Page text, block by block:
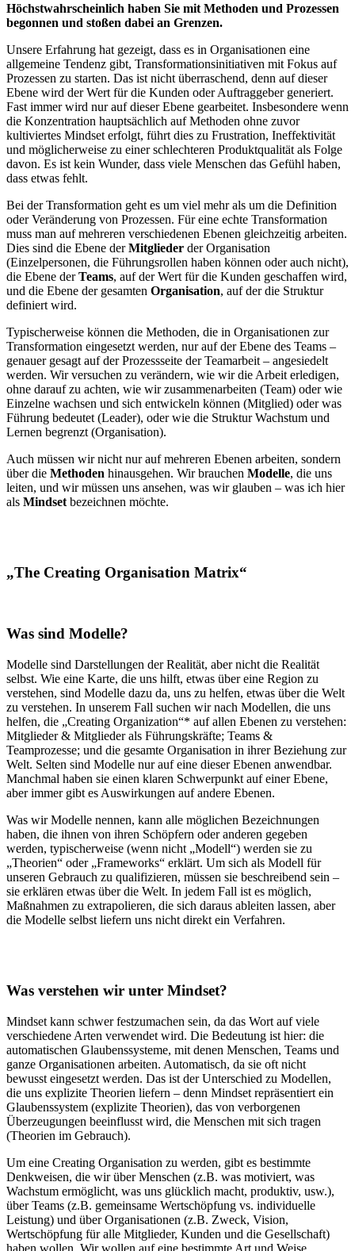
Höchstwahrscheinlich haben Sie mit Methoden und Prozessen
begonnen und stoßen dabei an Grenzen.
Unsere Erfahrung hat gezeigt, dass es in Organisationen eine
allgemeine Tendenz gibt, Transformationsinitiativen mit Fokus auf
Prozessen zu starten. Das ist nicht überraschend, denn auf dieser
Ebene wird der Wert für die Kunden oder Auftraggeber generiert.
Fast immer wird nur auf dieser Ebene gearbeitet. Insbesondere wenn
die Konzentration hauptsächlich auf Methoden ohne zuvor
kultiviertes Mindset erfolgt, führt dies zu Frustration, Ineffektivität
und möglicherweise zu einer schlechteren Produktqualität als Folge
davon. Es ist kein Wunder, dass viele Menschen das Gefühl haben,
dass etwas fehlt.
Bei der Transformation geht es um viel mehr als um die Definition
oder Veränderung von Prozessen. Für eine echte Transformation
muss man auf mehreren verschiedenen Ebenen gleichzeitig arbeiten.
Dies sind die Ebene derMitglieder der Organisation
(Einzelpersonen, die Führungsrollen haben können oder auch nicht),
die Ebene derTeams, auf der Wert für die Kunden geschaffen wird,
und die Ebene der gesamten Organisation, auf der die Struktur
definiert wird.
Typischerweise können die Methoden, die in Organisationen zur
Transformation eingesetzt werden, nur auf der Ebene des Teams –
genauer gesagt auf der Prozessseite der Teamarbeit – angesiedelt
werden. Wir versuchen zu verändern, wie wir die Arbeit erledigen,
ohne darauf zu achten, wie wir zusammenarbeiten (Team) oder wie
Einzelne wachsen und sich entwickeln können (Mitglied) oder was
Führung bedeutet (Leader), oder wie die Struktur Wachstum und
Lernen begrenzt (Organisation).
Auch müssen wir nicht nur auf mehreren Ebenen arbeiten, sondern
über die Methoden hinausgehen. Wir brauchen Modelle, die uns
leiten, und wir müssen uns ansehen, was wir glauben – was ich hier
als Mindset bezeichnen möchte.
„The Creating Organisation Matrix“
Was sind Modelle?
Modelle sind Darstellungen der Realität, aber nicht die Realität
selbst. Wie eine Karte, die uns hilft, etwas über eine Region zu
verstehen, sind Modelle dazu da, uns zu helfen, etwas über die Welt
zu verstehen. In unserem Fall suchen wir nach Modellen, die uns
helfen, die „Creating Organization“* auf allen Ebenen zu verstehen:
Mitglieder & Mitglieder als Führungskräfte; Teams &
Teamprozesse; und die gesamte Organisation in ihrer Beziehung zur
Welt. Selten sind Modelle nur auf eine dieser Ebenen anwendbar.
Manchmal haben sie einen klaren Schwerpunkt auf einer Ebene,
aber immer gibt es Auswirkungen auf andere Ebenen.
Was wir Modelle nennen, kann alle möglichen Bezeichnungen
haben, die ihnen von ihren Schöpfern oder anderen gegeben
werden, typischerweise (wenn nicht „Modell“) werden sie zu
„Theorien“ oder „Frameworks“ erklärt. Um sich als Modell für
unseren Gebrauch zu qualifizieren, müssen sie beschreibend sein –
sie erklären etwas über die Welt. In jedem Fall ist es möglich,
Maßnahmen zu extrapolieren, die sich daraus ableiten lassen, aber
die Modelle selbst liefern uns nicht direkt ein Verfahren.
Was verstehen wir unter Mindset?
Mindset kann schwer festzumachen sein, da das Wort auf viele
verschiedene Arten verwendet wird. Die Bedeutung ist hier: die
automatischen Glaubenssysteme, mit denen Menschen, Teams und
ganze Organisationen arbeiten. Automatisch, da sie oft nicht
bewusst eingesetzt werden. Das ist der Unterschied zu Modellen,
die uns explizite Theorien liefern – denn Mindset repräsentiert ein
Glaubenssystem (explizite Theorien), das von verborgenen
Überzeugungen beeinflusst wird, die Menschen mit sich tragen
(Theorien im Gebrauch).
Um eine Creating Organisation zu werden, gibt es bestimmte
Denkweisen, die wir über Menschen (z.B. was motiviert, was
Wachstum ermöglicht, was uns glücklich macht, produktiv, usw.),
über Teams (z.B. gemeinsame Wertschöpfung vs. individuelle
Leistung) und über Organisationen (z.B. Zweck, Vision,
Wertschöpfung für alle Mitglieder, Kunden und die Gesellschaft)